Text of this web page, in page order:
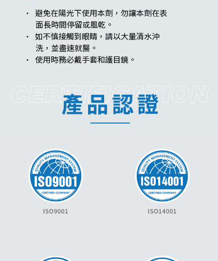
· 避免在陽光下使用本劑，勿讓本劑在表
面長時間停留或風乾。
· 如不慎接觸到眼睛，請以大量清水沖
洗，並盡速就醫。
· 使用時務必戴手套和護目鏡。